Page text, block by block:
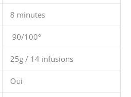
8 minutes
90/100°
25g / 14 infusions
Oui